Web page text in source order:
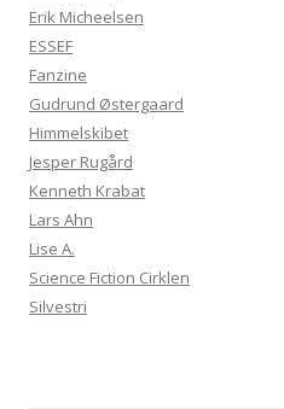
Erik Micheelsen
ESSEF
Fanzine
Gudrund Østergaard
Himmelskibet
Jesper Rugård
Kenneth Krabat
Lars Ahn
Lise A.
Science Fiction Cirklen
Silvestri